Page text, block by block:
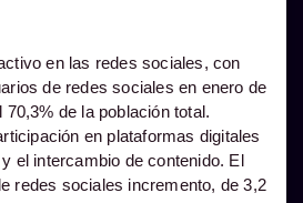
en las redes sociales, con
de redes sociales en enero de
de la población total.
en plataformas digitales
el intercambio de contenido. El
redes sociales incremento, de 3,2